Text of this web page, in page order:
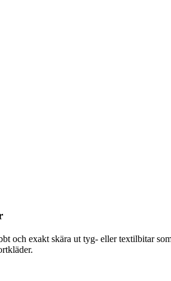
och exakt skära ut tyg- eller textilbitar